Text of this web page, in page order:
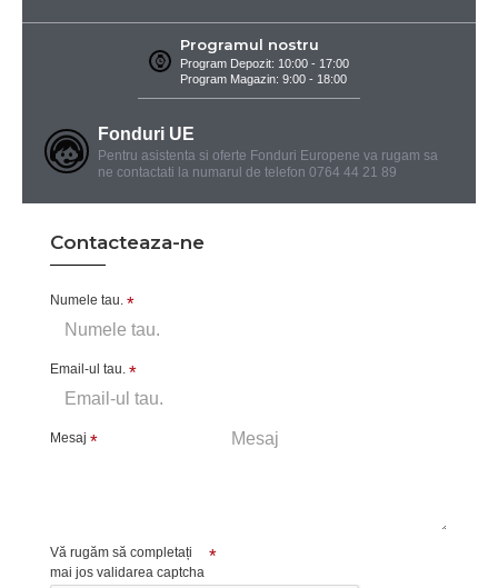
Programul nostru
Program Depozit: 10:00 - 17:00
Program Magazin: 9:00 - 18:00
Fonduri UE
Pentru asistenta si oferte Fonduri Europene va rugam sa
ne contactati la numarul de telefon 0764 44 21 89
Contacteaza-ne
Numele tau.
Email-ul tau.
Mesaj
Vă rugăm să completați
mai jos validarea captcha